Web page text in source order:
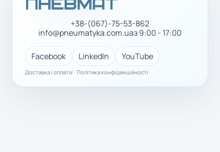
+38-(067)-75-53-862
info@pneumatyka.com.uaз 9:00 - 17:00
Facebook LinkedIn YouTube
Доставка і оплата Політика конфіденційності